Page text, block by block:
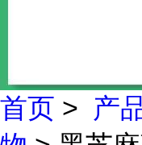
首页 > 产